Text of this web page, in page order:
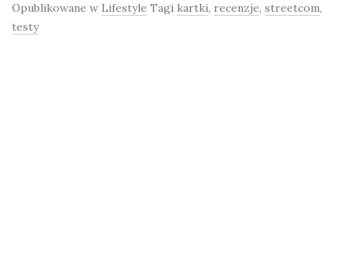
Opublikowane w Lifestyle Tagi kartki, recenzje, streetcom,
testy